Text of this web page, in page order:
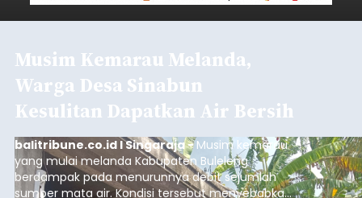
Musim Kemarau Melanda,
Warga Desa Sinabun
Kesulitan Dapatkan Air Bersih
balitribune.co.id I Singaraja -Musim kemarau
yang mulai melanda Kabupaten Buleleng
berdampak pada menurunnya debit sejumlah
sumber mata air. Kondisi tersebut menyebabkan